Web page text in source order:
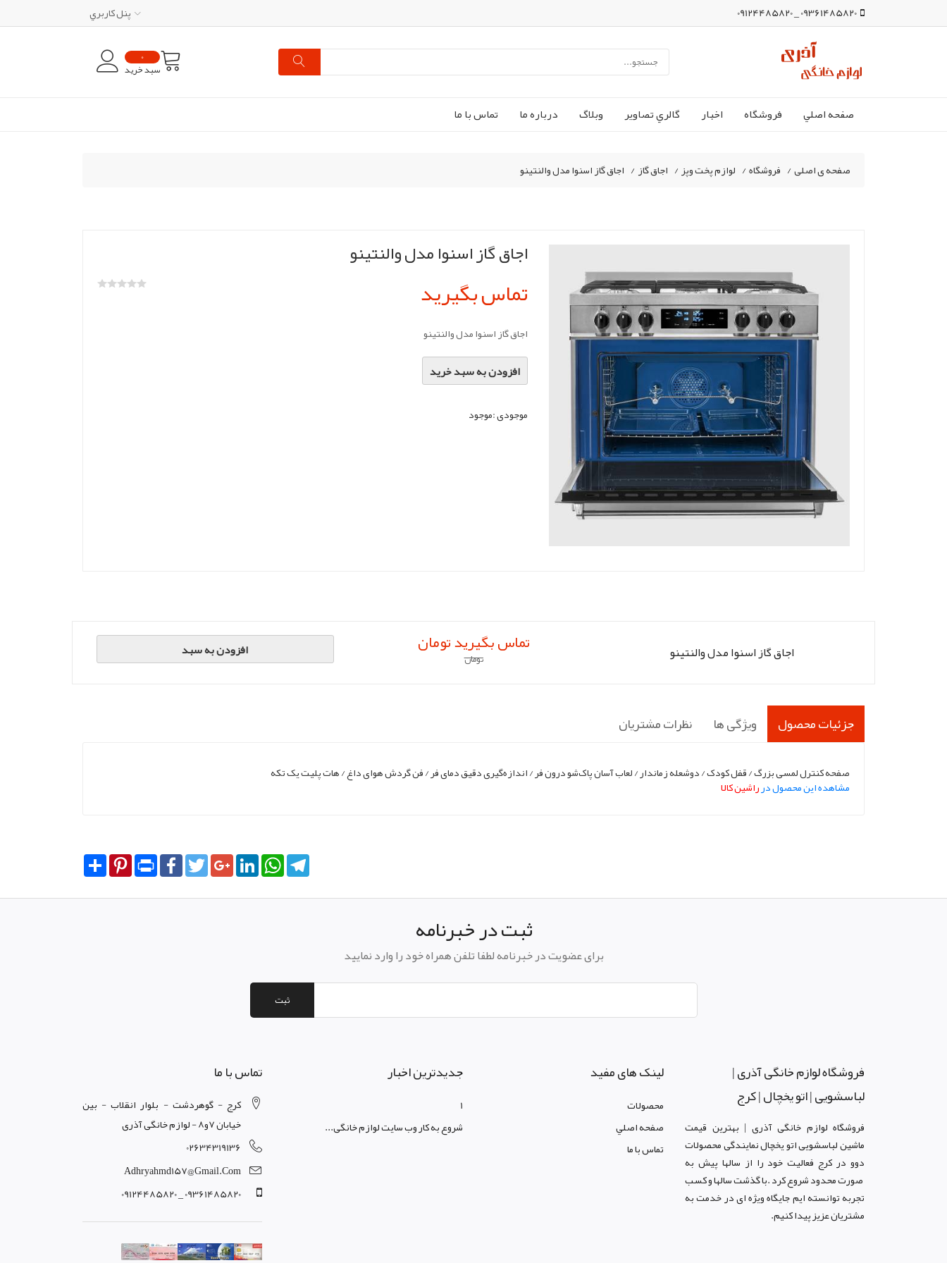
09361485820 _ 09124485820 پنل کاربري
0
سبد خرید
صفحه اصلي فروشگاه اخبار گالري تصاوير وبلاگ درباره ما تماس با ما
صفحه ی اصلی/ فروشگاه/ لوازم پخت وپز/ اجاق گاز / اجاق گاز اسنوا مدل والنتینو
اجاق گاز اسنوا مدل والنتینو
تماس بگیرید
اجاق گاز اسنوا مدل والنتینو
افزودن به سبد خرید
موجودی :موجود
اجاق گاز اسنوا مدل والنتینو تماس بگیرید تومان
تومان افزودن به سبد
جزئیات محصول ویژگی ها نظرات مشتریان
صفحه کنترل لمسی بزرگ / قفل کودک / دوشعله زماندار / لعاب آسان پاک‌شو درون فر / اندازه‌گیری دقیق دمای فر / فن گردش هوای داغ / هات پلیت یک تکه
مشاهده این محصول درراشین کالا
Share PinterestPrint FacebookTwitterGoogle+LinkedInWhatsApp
ثبت در خبرنامه
برای عضویت در خبرنامه لطفا تلفن همراه خود را وارد نمایید
ثبت
فروشگاه لوازم خانگی آذری |
لباسشویی | اتو یخچال | کرج
فروشگاه لوازم خانگی آذری | بهترین قیمت
ماشین لباسشویی اتو یخچال نمایندگی محصولات
دوو در کرج فعالیت خود را از سالها پیش به
صورت محدود شروع کرد .با گذشت سالها و کسب
تجربه توانسته ایم جایگاه ویژه ای در خدمت به
مشتریان عزیز پیدا کنیم.
لینک های مفید
محصولات
صفحه اصلي
تماس با ما
جدیدترین اخبار
1
شروع به کار وب سایت لوازم خانگی...
تماس با ما
کرج - گوهردشت - بلوار انقلاب - بین
خیابان 7و8 - لوازم خانگی آذری
02634319136
Adhryahmd157@gmail.com
09361485820 _ 09124485820